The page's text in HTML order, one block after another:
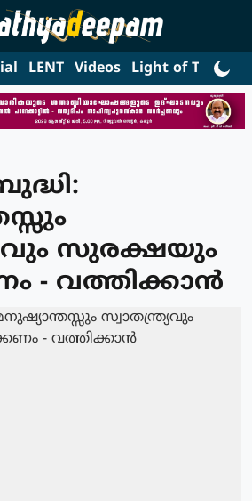
LENT Videos Light of Truth
സുരക്ഷയും
- വത്തിക്കാന്‍